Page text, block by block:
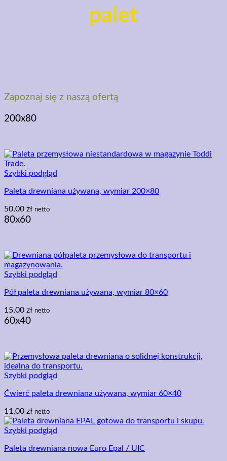
palet
Zapoznaj się z naszą ofertą
200x80
Szybki podgląd
Paleta drewniana używana, wymiar 200×80
50,00 zł netto
80x60
Szybki podgląd
Pół paleta drewniana używana, wymiar 80×60
15,00 zł netto
60x40
Szybki podgląd
Ćwierć paleta drewniana używana, wymiar 60×40
11,00 zł netto
Szybki podgląd
Paleta drewniana nowa Euro Epal / UIC